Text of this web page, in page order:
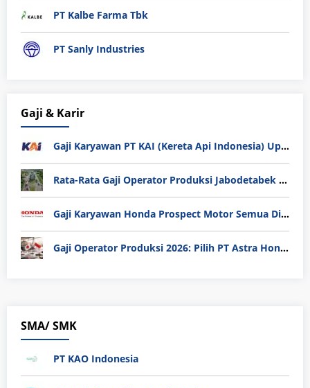
PT Kalbe Farma Tbk
PT Sanly Industries
Gaji & Karir
Gaji Karyawan PT KAI (Kereta Api Indonesia) Update 2025
Rata-Rata Gaji Operator Produksi Jabodetabek 2025: Bedah Tuntas UMK, Lemburan, dan Realita Hidup Buruh
Gaji Karyawan Honda Prospect Motor Semua Divisi
Gaji Operator Produksi 2026: Pilih PT Astra Honda Motor (AHM) atau Manufaktur di Jepang?
SMA/ SMK
PT KAO Indonesia